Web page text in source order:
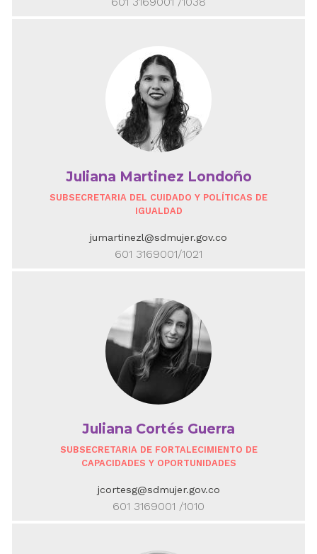
Juliana Martinez Londoño
SUBSECRETARIA DEL CUIDADO Y POLÍTICAS DE
IGUALDAD
jumartinezl@sdmujer.gov.co
601 3169001/1021
Juliana Cortés Guerra
SUBSECRETARIA DE FORTALECIMIENTO DE
CAPACIDADES Y OPORTUNIDADES
jcortesg@sdmujer.gov.co
601 3169001 /1010